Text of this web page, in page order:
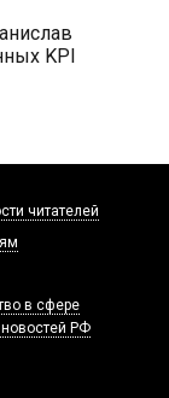
KPI
читателей
в сфере
РФ